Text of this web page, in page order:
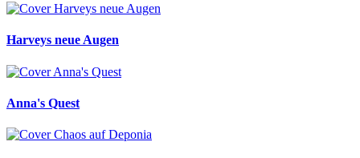
Harveys neue Augen
Anna's Quest